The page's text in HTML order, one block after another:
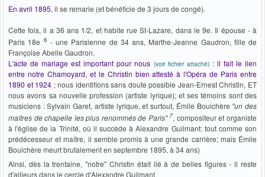
En avril 1895, il se remarie (et bénéficie de 3 jours de congé).
Cette fois, il a 36 ans 1/2, et habite rue St-Lazare, dans le 9e. Il épouse - à
Paris 18e 6 - une Parisienne de 34 ans, Marthe-Jeanne Gaudron, fille de
Françoise Abelle Gaudron.
L'acte de mariage est important pour nous (voir fichier attaché): il fait le lien
entre notre Chamoyard, et le Christin bien attesté à l'Opéra de Paris entre
1890 et 1924 ; nous identifions sans doute possible Jean-Ernest Christin, ET
nous avons sa nouvelle profession (artiste lyrique); et ses témoins sont des
musiciens : Sylvain Garet, artiste lyrique, et surtout, Émile Bouichère "un des
maîtres de chapelle les plus renommés de Paris"7, compositeur et organiste
à l'église de la Trinité, où il succède à Alexandre Guilmant: tout comme son
prédécesseur et maître, il semble promis à une grande carrière; mais Émile
Bouichère meurt brutalement en septembre 1895, à 34 ans)
Ainsi, dès la trentaine, "notre" Christin était lié à de belles figures - il reste
d'ailleurs dans le cercle d'Alexandre Guilmant.